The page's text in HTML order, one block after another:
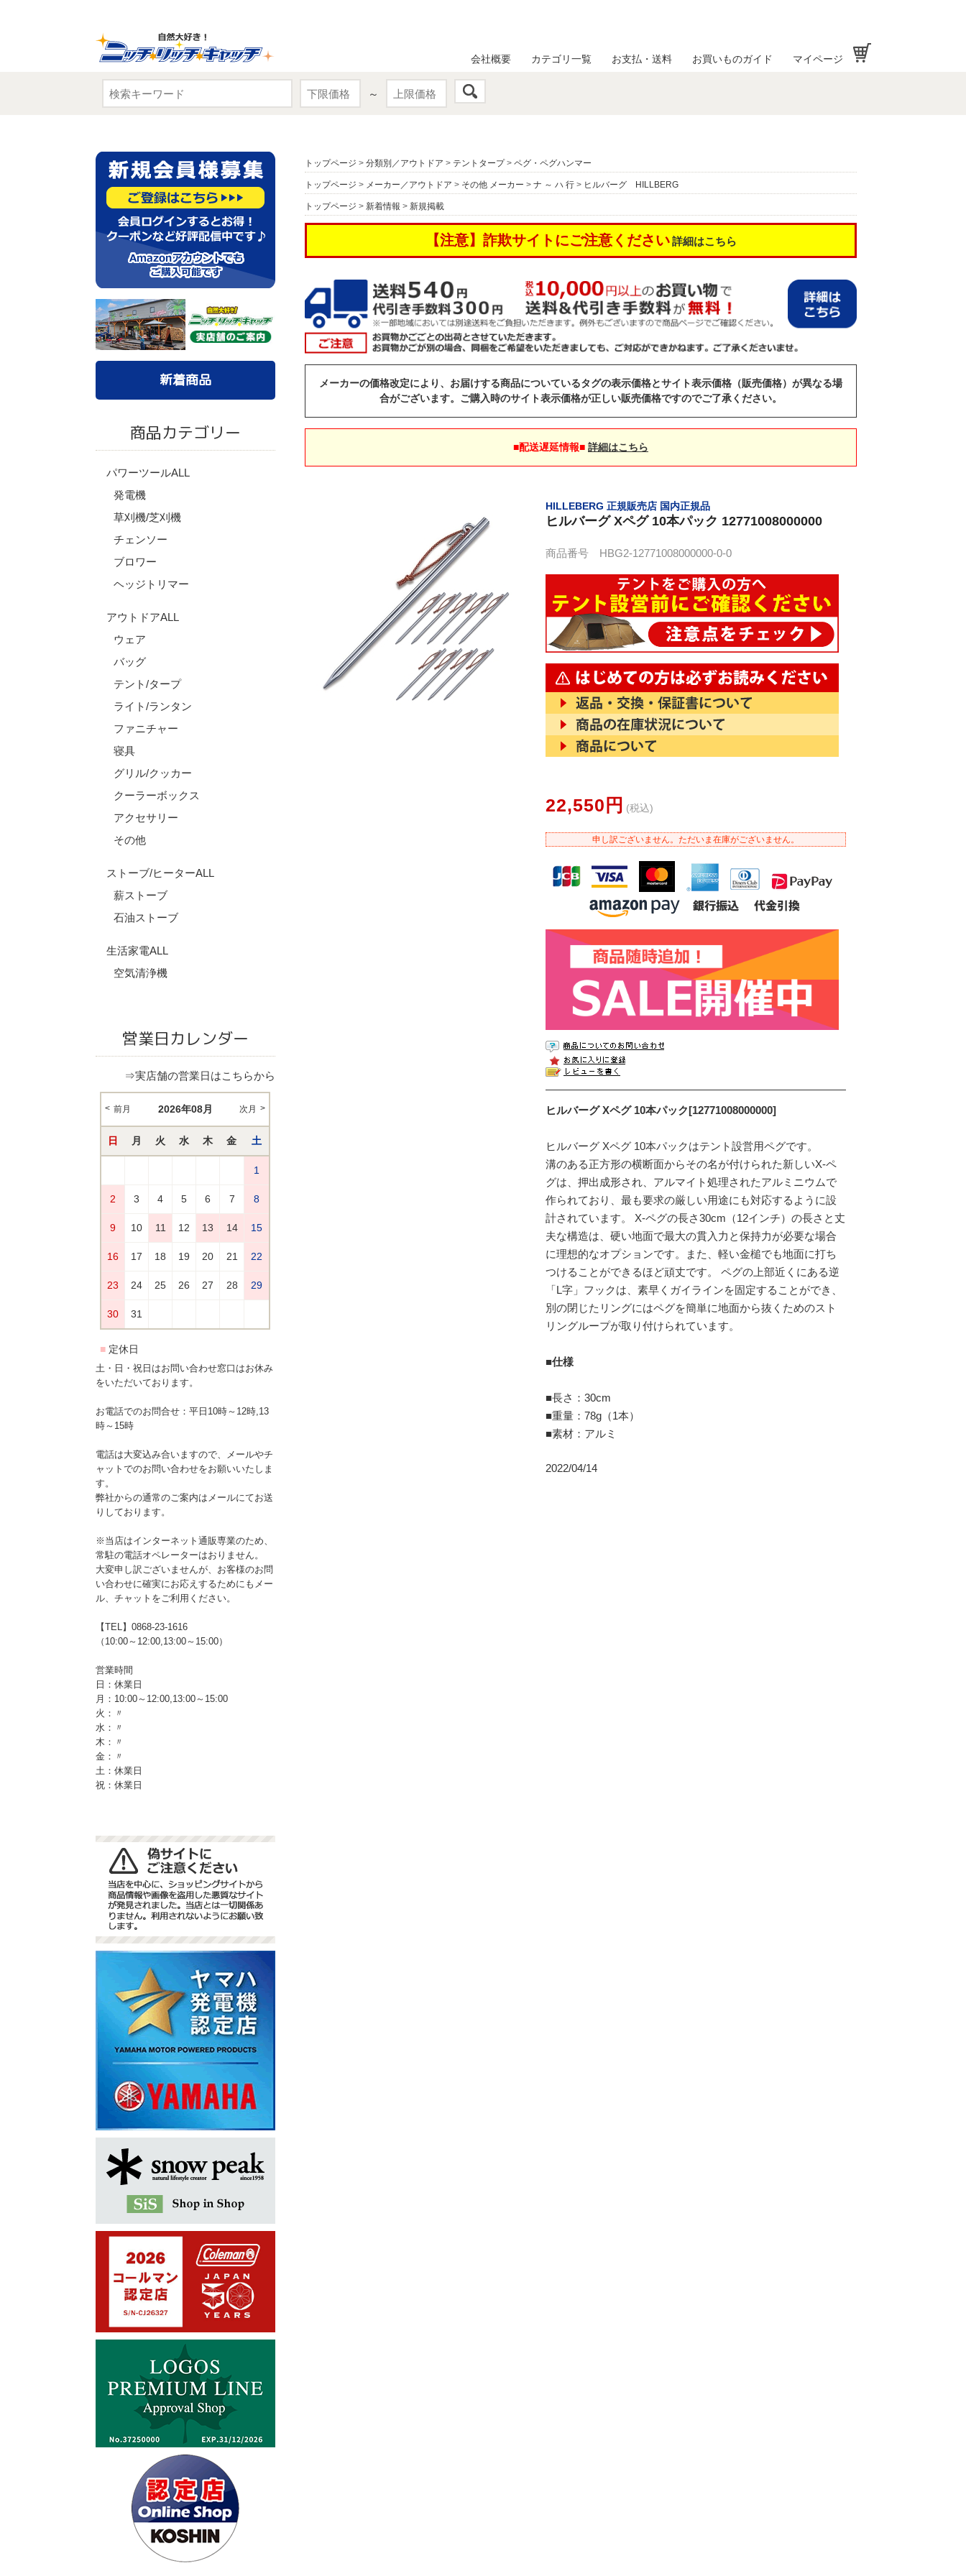
～
会社概要 カテゴリ一覧 お支払・送料 お買いものガイド マイページ
新着商品
商品カテゴリー
パワーツールALL
発電機
草刈機/芝刈機
チェンソー
ブロワー
ヘッジトリマー
アウトドアALL
ウェア
バッグ
テント/タープ
ライト/ランタン
ファニチャー
寝具
グリル/クッカー
クーラーボックス
アクセサリー
その他
ストーブ/ヒーターALL
薪ストーブ
石油ストーブ
生活家電ALL
空気清浄機
営業日カレンダー
⇒実店舗の営業日はこちらから
土・日・祝日はお問い合わせ窓口はお休み
をいただいております。
お電話でのお問合せ：平日10時～12時,13
時～15時
電話は大変込み合いますので、メールやチ
ャットでのお問い合わせをお願いいたしま
す。
弊社からの通常のご案内はメールにてお送
りしております。
※当店はインターネット通販専業のため、
常駐の電話オペレーターはおりません。
大変申し訳ございませんが、お客様のお問
い合わせに確実にお応えするためにもメー
ル、チャットをご利用ください。
【TEL】0868-23-1616
（10:00～12:00,13:00～15:00）
営業時間
日：休業日
月：10:00～12:00,13:00～15:00
火：〃
水：〃
木：〃
金：〃
土：休業日
祝：休業日
トップページ > 分類別／アウトドア > テントタープ> ペグ・ペグハンマー
トップページ > メーカー／アウトドア > その他 メーカー > ナ ～ ハ 行 > ヒルバーグ HILLBERG
トップページ > 新着情報 > 新規掲載
【注意】詐欺サイトにご注意ください 詳細はこちら
メーカーの価格改定により、お届けする商品についているタグの表示価格とサイト表示価格（販売価格）が異なる場
合がございます。ご購入時のサイト表示価格が正しい販売価格ですのでご了承ください。
■配送遅延情報■ 詳細はこちら
HILLEBERG 正規販売店 国内正規品
ヒルバーグ Xペグ 10本パック 12771008000000
商品番号 HBG2-12771008000000-0-0
22,550円 (税込)
申し訳ございません。ただいま在庫がございません。
ヒルバーグ Xペグ 10本パック[12771008000000]
ヒルバーグ Xペグ 10本パックはテント設営用ペグです。
溝のある正方形の横断面からその名が付けられた新しいX-ペ
グは、押出成形され、アルマイト処理されたアルミニウムで
作られており、最も要求の厳しい用途にも対応するように設
計されています。 X-ペグの長さ30cm（12インチ）の長さと丈
夫な構造は、硬い地面で最大の貫入力と保持力が必要な場合
に理想的なオプションです。また、軽い金槌でも地面に打ち
つけることができるほど頑丈です。 ペグの上部近くにある逆
「L字」フックは、素早くガイラインを固定することができ、
別の閉じたリングにはペグを簡単に地面から抜くためのスト
リングループが取り付けられています。
■仕様
■長さ：30cm
■重量：78g（1本）
■素材：アルミ
2022/04/14